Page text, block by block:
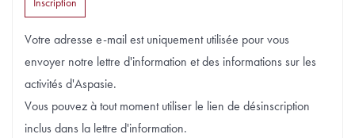
Votre adresse e-mail est uniquement utilisée pour vous
envoyer notre lettre d'information et des informations sur les
activités d'Aspasie.
Vous pouvez à tout moment utiliser le lien de désinscription
inclus dans la lettre d'information.